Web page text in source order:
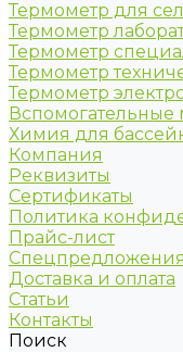
Термометр для
Термометр
Термометр
Термометр
Термометр
Вспомогательные
Химия для
Компания
Реквизиты
Сертификаты
Политика
Прайс-лист
Спецпредложения
Доставка и оплата
Статьи
Контакты
Поиск